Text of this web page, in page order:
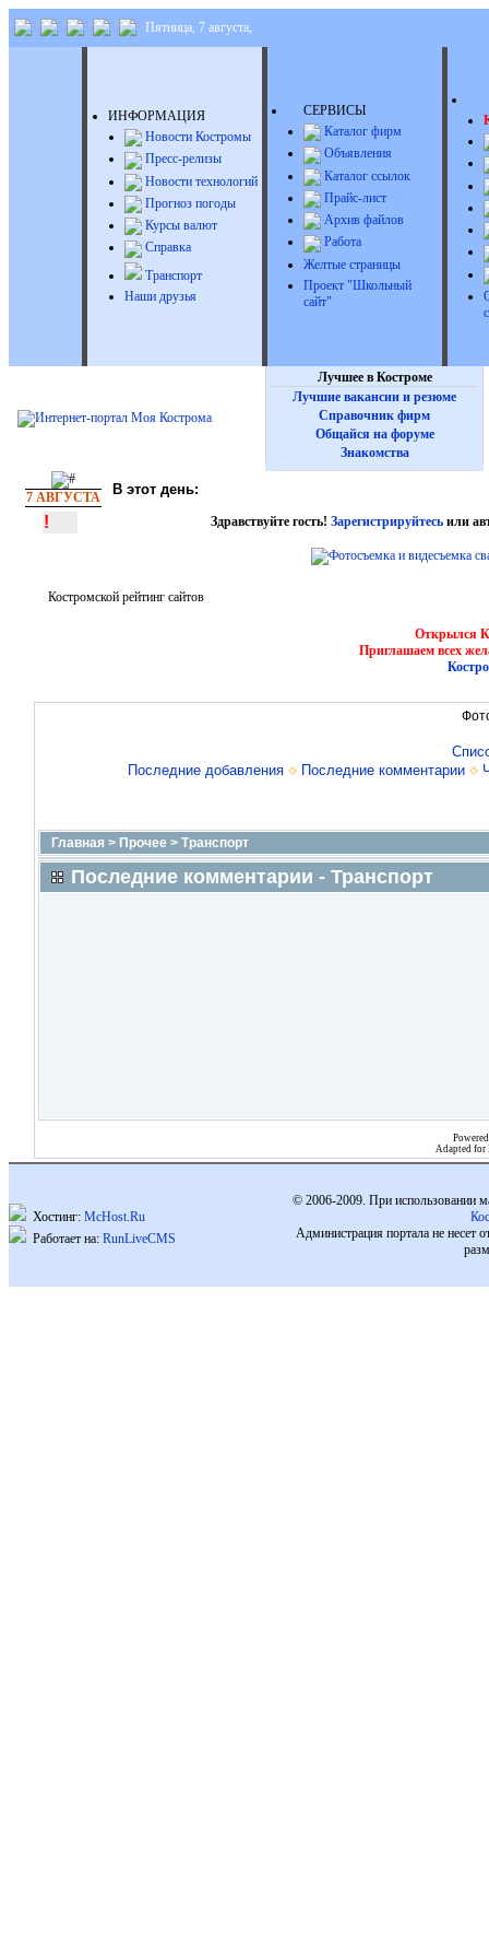
Пятница, 7 августа,
ИНФОРМАЦИЯ
Новости Костромы
Пресс-релизы
Новости технологий
Прогноз погоды
Курсы валют
Справка
Транспорт
Наши друзья
СЕРВИСЫ
Каталог фирм
Объявления
Каталог ссылок
Прайс-лист
Архив файлов
Работа
Желтые страницы
Проект "Школьный
сайт"
Лучшее в Костроме
Лучшие вакансии и резюме
Справочник фирм
Общайся на форуме
Знакомства
7 АВГУСТА В этот день:
! Здравствуйте гость! Зарегистрируйтесьили
Костромской рейтинг сайтов
Открылся
Приглашаем всех
Последние добавления
Последние комментарии
Главная > Прочее> Транспорт
Последние комментарии - Транспорт
Adapted for
Хостинг: McHost.Ru
Работает на: RunLiveCMS
© 2006-2009. При использовании
Администрация портала не несет